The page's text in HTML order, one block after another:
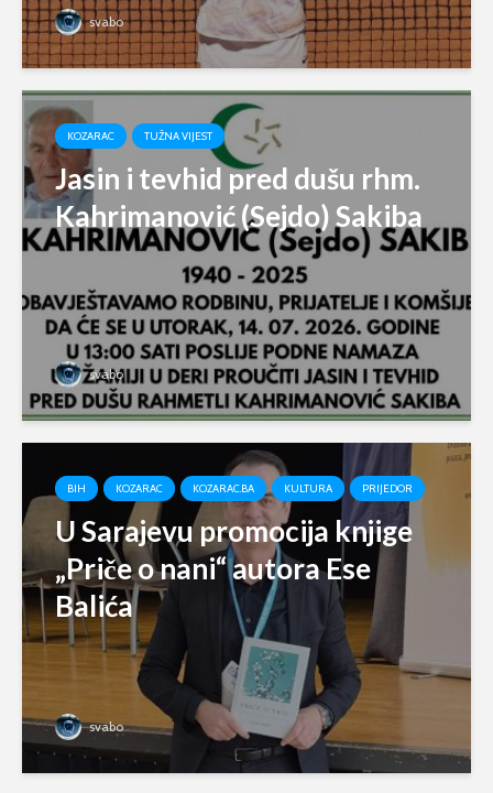
svabo
KOZARAC TUŽNA VIJEST
Jasin i tevhid pred dušu rhm.
Kahrimanović (Sejdo) Sakiba
svabo
BIH KOZARAC KOZARAC.BA KULTURA PRIJEDOR
U Sarajevu promocija knjige
„Priče o nani“ autora Ese
Balića
svabo